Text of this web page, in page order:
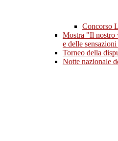
Concorso
Mostra "Il nostro
e delle
Torneo della
Notte nazionale